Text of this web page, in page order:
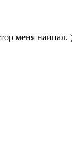
меня наипал.